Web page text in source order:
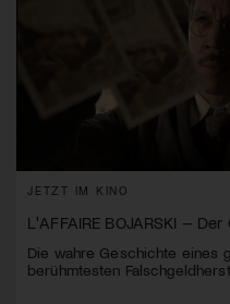
JETZT IM KINO
L'AFFAIRE BOJARSKI –
Die wahre Geschichte eines
berühmtesten